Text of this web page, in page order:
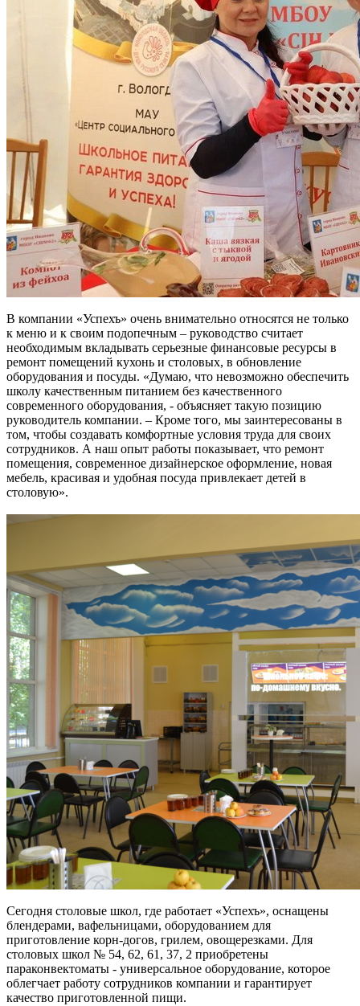
В компании «Успехъ» очень внимательно относятся не только
к меню и к своим подопечным – руководство считает
необходимым вкладывать серьезные финансовые ресурсы в
ремонт помещений кухонь и столовых, в обновление
оборудования и посуды. «Думаю, что невозможно обеспечить
школу качественным питанием без качественного
современного оборудования, - объясняет такую позицию
руководитель компании. – Кроме того, мы заинтересованы в
том, чтобы создавать комфортные условия труда для своих
сотрудников. А наш опыт работы показывает, что ремонт
помещения, современное дизайнерское оформление, новая
мебель, красивая и удобная посуда привлекает детей в
столовую».
Сегодня столовые школ, где работает «Успехъ», оснащены
блендерами, вафельницами, оборудованием для
приготовление корн-догов, грилем, овощерезками. Для
столовых школ № 54, 62, 61, 37, 2 приобретены
параконвектоматы - универсальное оборудование, которое
облегчает работу сотрудников компании и гарантирует
качество приготовленной пищи.